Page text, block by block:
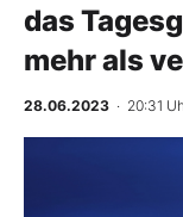
Finanz-Check
das
mehr als
28.06.2023 · 20:31